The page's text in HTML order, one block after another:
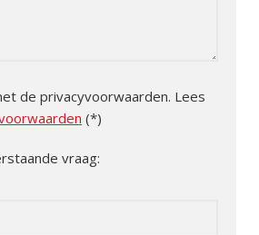
de privacyvoorwaarden. Lees
(*)
vraag: